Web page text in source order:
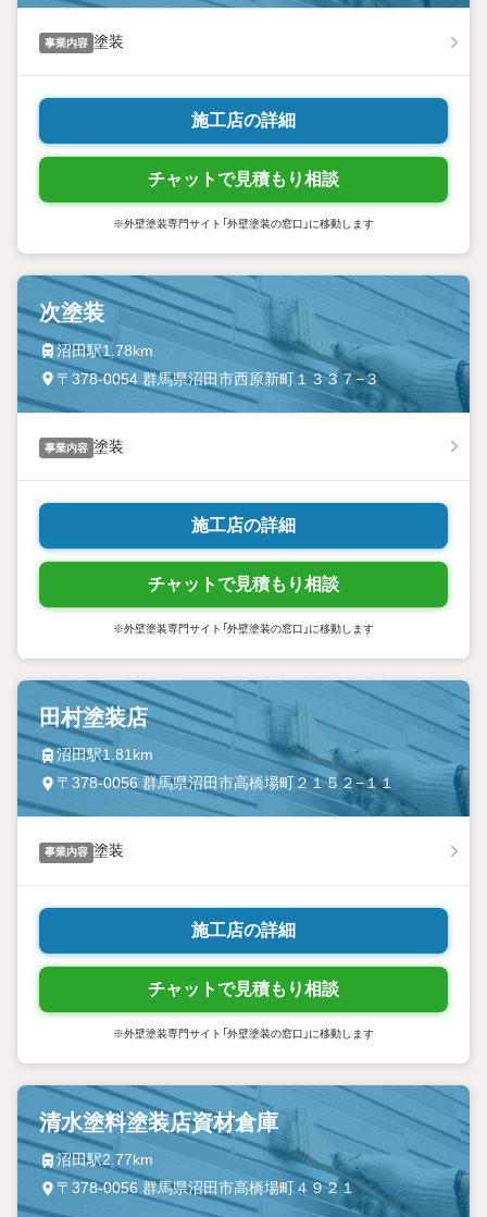
事業内容 塗装
施工店の詳細
チャットで見積もり相談
※外壁塗装専門サイト「外壁塗装の窓口」に移動します
次塗装
沼田駅1.78km
〒378-0054 群馬県沼田市西原新町１３３７−３
事業内容 塗装
施工店の詳細
チャットで見積もり相談
※外壁塗装専門サイト「外壁塗装の窓口」に移動します
田村塗装店
沼田駅1.81km
〒378-0056 群馬県沼田市高橋場町２１５２−１１
事業内容 塗装
施工店の詳細
チャットで見積もり相談
※外壁塗装専門サイト「外壁塗装の窓口」に移動します
清水塗料塗装店資材倉庫
沼田駅2.77km
〒378-0056 群馬県沼田市高橋場町４９２１